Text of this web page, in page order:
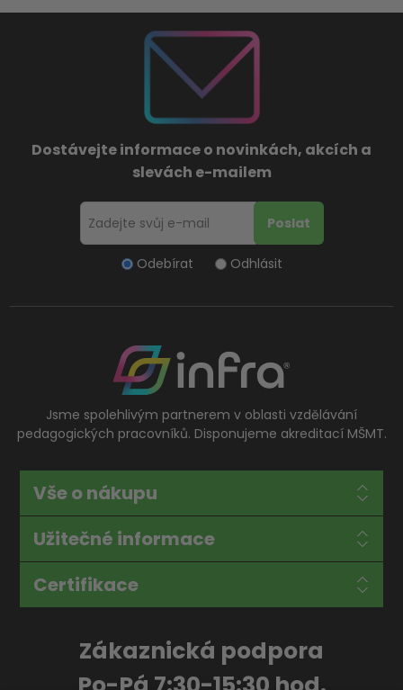
Dostávejte informace o novinkách, akcích a
slevách e-mailem
Odebírat Odhlásit
Jsme spolehlivým partnerem v oblasti vzdělávání
pedagogických pracovníků. Disponujeme akreditací MŠMT.
Vše o nákupu
Užitečné informace
Certifikace
Zákaznická podpora